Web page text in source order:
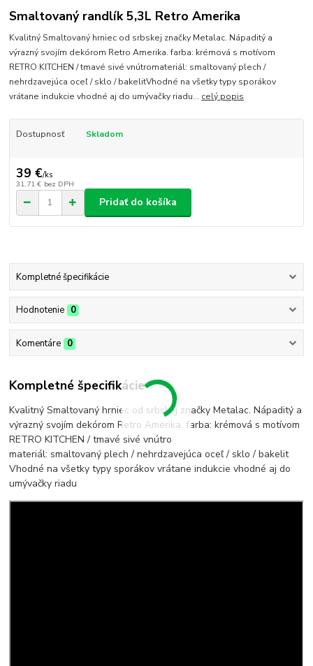
Smaltovaný randlík 5,3L Retro Amerika
Kvalitný Smaltovaný hrniec od srbskej značky Metalac. Nápaditý a
výrazný svojím dekórom Retro Amerika. farba: krémová s motívom
RETRO KITCHEN / tmavé sivé vnútromateriál: smaltovaný plech /
nehrdzavejúca oceľ / sklo / bakelitVhodné na všetky typy sporákov
vrátane indukcie vhodné aj do umývačky riadu... celý popis
Dostupnosť Skladom
39 €/ks
31,71 € bez DPH
Pridať do košíka
Kompletné špecifikácie
Hodnotenie 0
Komentáre 0
Kompletné špecifikácie
Kvalitný Smaltovaný hrniec od srbskej značky Metalac. Nápaditý a
výrazný svojím dekórom Retro Amerika. farba: krémová s motívom
RETRO KITCHEN / tmavé sivé vnútro
materiál: smaltovaný plech / nehrdzavejúca oceľ / sklo / bakelit
Vhodné na všetky typy sporákov vrátane indukcie vhodné aj do
umývačky riadu